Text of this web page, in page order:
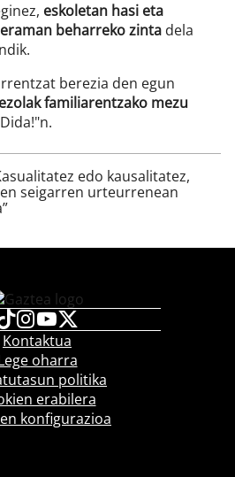
eskoletan hasi eta
beharreko zinta dela
berezia den egun
familiarentzako mezu
edo kausalitatez,
seigarren urteurrenean
Kontaktua
oharra
politika
erabilera
konfigurazioa